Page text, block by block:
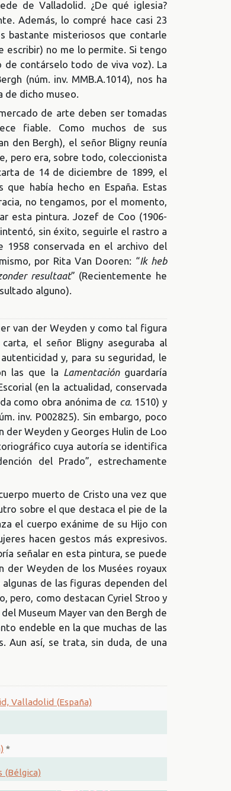
de Valladolid. ¿De qué iglesia?
Además, lo compré hace casi 23
bastante misteriosos que contarle
escribir) no me lo permite. Si tengo
contárselo todo de viva voz). La
(núm. inv. MMB.A.1014), nos ha
de dicho museo.
de arte deben ser tomadas
fiable. Como muchos de sus
den Bergh), el señor Bligny reunía
pero era, sobre todo, coleccionista
de 14 de diciembre de 1899, el
había hecho en España. Estas
no tengamos, por el momento,
esta pintura. Jozef de Coo (1906-
sin éxito, seguirle el rastro a
conservada en el archivo del
por Rita Van Dooren: “Ik heb
resultaat” (Recientemente he
alguno).
van der Weyden y como tal figura
el señor Bligny aseguraba al
y, para su seguridad, le
las que la Lamentaciónguardaría
(en la actualidad, conservada
como obra anónima de ca. 1510) y
inv. P002825). Sin embargo, poco
der Weyden y Georges Hulin de Loo
cuya autoría se identifica
del Prado”, estrechamente
muerto de Cristo una vez que
sobre el que destaca el pie de la
el cuerpo exánime de su Hijo con
hacen gestos más expresivos.
señalar en esta pintura, se puede
der Weyden de los Musées royaux
de las figuras dependen del
pero, como destacan Cyriel Stroo y
Museum Mayer van den Bergh de
endeble en la que muchas de las
Aun así, se trata, sin duda, de una
Valladolid (España)
*
(Bélgica)